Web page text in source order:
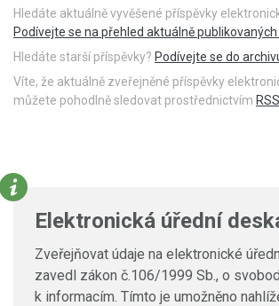
Hledáte aktuálně vyvěšené příspěvky
Podívejte se na přehled aktuálně
Hledáte starší příspěvky? Podívejte se do
Víte, že aktuálně zveřejněné příspěvky
můžete pohodlně sledovat prostřednictvím RSS
Elektronická úřední
Zveřejňovat údaje na elektronické
zavedl zákon č.106/1999 Sb., o
k informacím. Tímto je umožněno